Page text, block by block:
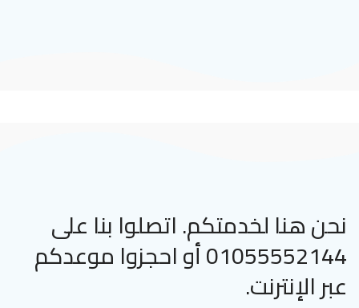
نحن هنا لخدمتكم. اتصلوا بنا على
01055552144 أو احجزوا موعدكم
عبر الإنترنت.